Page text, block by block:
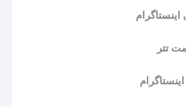
اینستاگرام
تتر